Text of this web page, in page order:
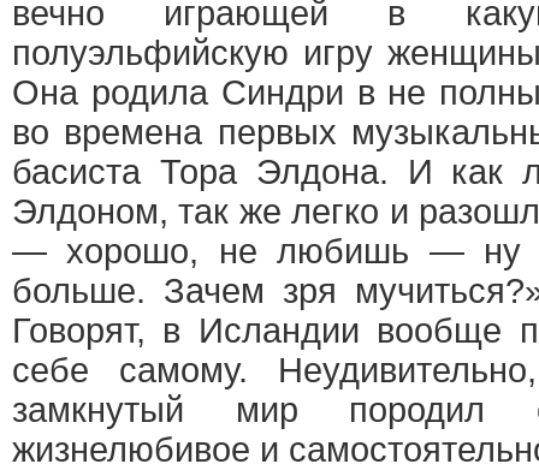
вечно играющей в
полуэльфийскую игру
Она родила Синдри в не
во времена первых
басиста Тора Элдона. И как
Элдоном, так же легко и
— хорошо, не любишь — ну
больше. Зачем зря
Говорят, в Исландии вообще
себе самому.
замкнутый мир породил
жизнелюбивое и